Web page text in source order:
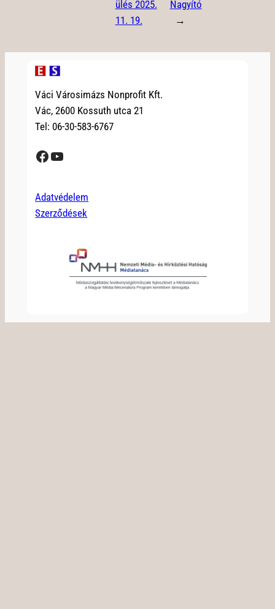
ülés 2025.
11. 19.
Nagyító
→
Váci Városimázs Nonprofit Kft.
Vác, 2600 Kossuth utca 21
Tel: 06-30-583-6767
Facebook YouTube
Adatvédelem
Szerződések